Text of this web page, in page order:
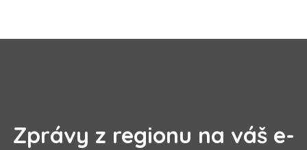
Zprávy z regionu na váš e-